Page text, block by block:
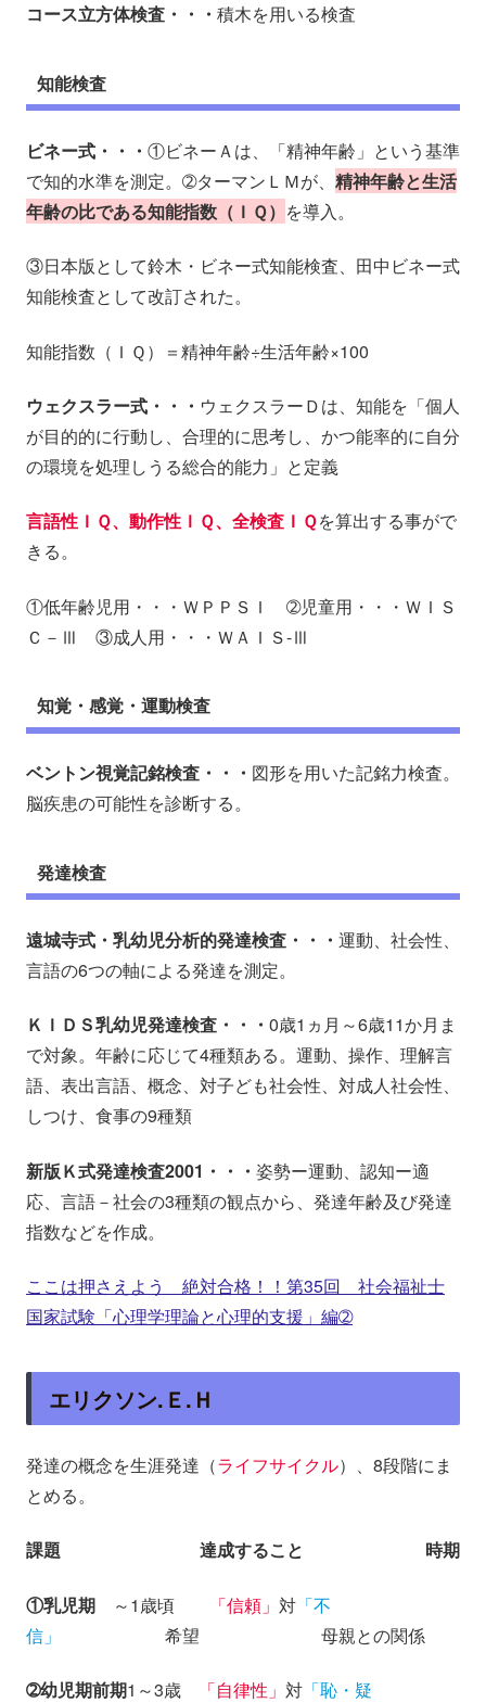
コース立方体検査・・・ 積木を用いる検査
知能検査
ビネー式・・・ ①ビネーＡは、「精神年齢」という基準
で知的水準を測定。➁ターマンＬＭが、 精神年齢と生活
年齢の比である知能指数（ＩＱ） を導入。
③日本版として鈴木・ビネー式知能検査、田中ビネー式
知能検査として改訂された。
知能指数（ＩＱ）＝精神年齢÷生活年齢×100
ウェクスラー式・・・ ウェクスラーＤは、知能を「個人
が目的的に行動し、合理的に思考し、かつ能率的に自分
の環境を処理しうる総合的能力」と定義
言語性ＩＱ、動作性ＩＱ、全検査ＩＱを算出する事がで
きる。
①低年齢児用・・・ＷＰＰＳＩ ➁児童用・・・ＷＩＳ
Ｃ－Ⅲ ③成人用・・・ＷＡＩＳ-Ⅲ
知覚・感覚・運動検査
ベントン視覚記銘検査・・・ 図形を用いた記銘力検査。
脳疾患の可能性を診断する。
発達検査
遠城寺式・乳幼児分析的発達検査・・・ 運動、社会性、
言語の6つの軸による発達を測定。
ＫＩＤＳ乳幼児発達検査・・・ 0歳1ヵ月～6歳11か月ま
で対象。年齢に応じて4種類ある。運動、操作、理解言
語、表出言語、概念、対子ども社会性、対成人社会性、
しつけ、食事の9種類
新版Ｋ式発達検査2001・・・ 姿勢ー運動、認知ー適
応、言語－社会の3種類の観点から、発達年齢及び発達
指数などを作成。
ここは押さえよう 絶対合格！！第35回 社会福祉士
国家試験「心理学理論と心理的支援」編➁
エリクソン.Ｅ.Ｈ
発達の概念を生涯発達（ライフサイクル）、8段階にま
とめる。
課題 達成すること 時期
①乳児期 ～1歳頃 「信頼」 対 「不
信」
希望 母親との関係
➁幼児期前期1～3歳 「自律性」 対 「恥・疑